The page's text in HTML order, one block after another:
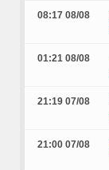
08:17 08/08
01:21 08/08
21:19 07/08
21:00 07/08